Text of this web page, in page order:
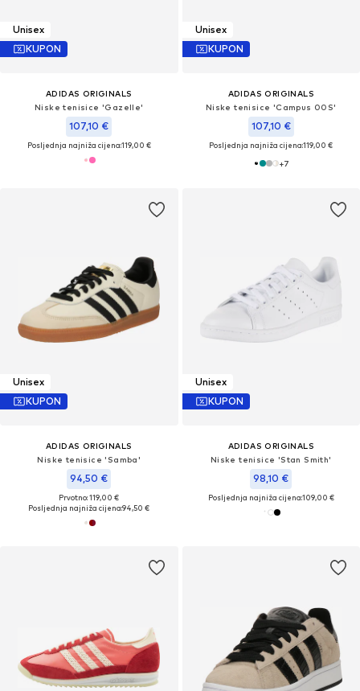
Unisex
KUPON
ADIDAS ORIGINALS
Niske tenisice 'Gazelle'
107,10 €
Posljednja najniža cijena:119,00 €
Unisex
KUPON
ADIDAS ORIGINALS
Niske tenisice 'Campus 00S'
107,10 €
Posljednja najniža cijena:119,00 €
+7
Unisex
KUPON
ADIDAS ORIGINALS
Niske tenisice 'Samba'
94,50 €
Prvotno: 119,00 €
Posljednja najniža cijena:94,50 €
Unisex
KUPON
ADIDAS ORIGINALS
Niske tenisice 'Stan Smith'
98,10 €
Posljednja najniža cijena:109,00 €